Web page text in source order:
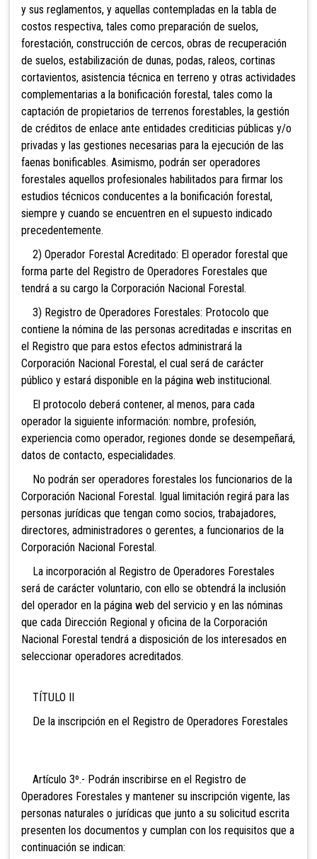
y sus reglamentos, y aquellas contempladas en la tabla de
costos respectiva, tales como preparación de suelos,
forestación, construcción de cercos, obras de recuperación
de suelos, estabilización de dunas, podas, raleos, cortinas
cortavientos, asistencia técnica en terreno y otras actividades
complementarias a la bonificación forestal, tales como la
captación de propietarios de terrenos forestables, la gestión
de créditos de enlace ante entidades crediticias públicas y/o
privadas y las gestiones necesarias para la ejecución de las
faenas bonificables. Asimismo, podrán ser operadores
forestales aquellos profesionales habilitados para firmar los
estudios técnicos conducentes a la bonificación forestal,
siempre y cuando se encuentren en el supuesto indicado
precedentemente.
2) Operador Forestal Acreditado: El operador forestal que
forma parte del Registro de Operadores Forestales que
tendrá a su cargo la Corporación Nacional Forestal.
3) Registro de Operadores Forestales: Protocolo que
contiene la nómina de las personas acreditadas e inscritas en
el Registro que para estos efectos administrará la
Corporación Nacional Forestal, el cual será de carácter
público y estará disponible en la página web institucional.
El protocolo deberá contener, al menos, para cada
operador la siguiente información: nombre, profesión,
experiencia como operador, regiones donde se desempeñará,
datos de contacto, especialidades.
No podrán ser operadores forestales los funcionarios de la
Corporación Nacional Forestal. Igual limitación regirá para las
personas jurídicas que tengan como socios, trabajadores,
directores, administradores o gerentes, a funcionarios de la
Corporación Nacional Forestal.
La incorporación al Registro de Operadores Forestales
será de carácter voluntario, con ello se obtendrá la inclusión
del operador en la página web del servicio y en las nóminas
que cada Dirección Regional y oficina de la Corporación
Nacional Forestal tendrá a disposición de los interesados en
seleccionar operadores acreditados.
TÍTULO II
De la inscripción en el Registro de Operadores Forestales
Artículo 3º.- Podrán inscribirse en el Registro de
Operadores Forestales y mantener su inscripción vigente, las
personas naturales o jurídicas que junto a su solicitud escrita
presenten los documentos y cumplan con los requisitos que a
continuación se indican: